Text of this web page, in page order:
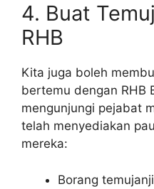
4. Buat
RHB
Kita juga boleh
bertemu dengan RHB
mengunjungi pejabat
telah menyediakan
mereka:
Borang